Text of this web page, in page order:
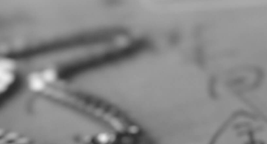
FASHION
BEAUTY
TRAVEL
LIFESTYLE
な大人達におくる、スペシャルイシュー満載のメディア。
高感度なファッション、カルチャーに溺愛、未知の幅広い
教養を求め、今までの人生で積んだ経験、知見を余裕をも
って楽しみながら、進化するソーシャルに寄り添いたい。
何かに縛られていた時間から解き放たれつつある世代の
ライフスタイルを豊かに彩る『AdvancedTime』が発信する
リゾート
美白